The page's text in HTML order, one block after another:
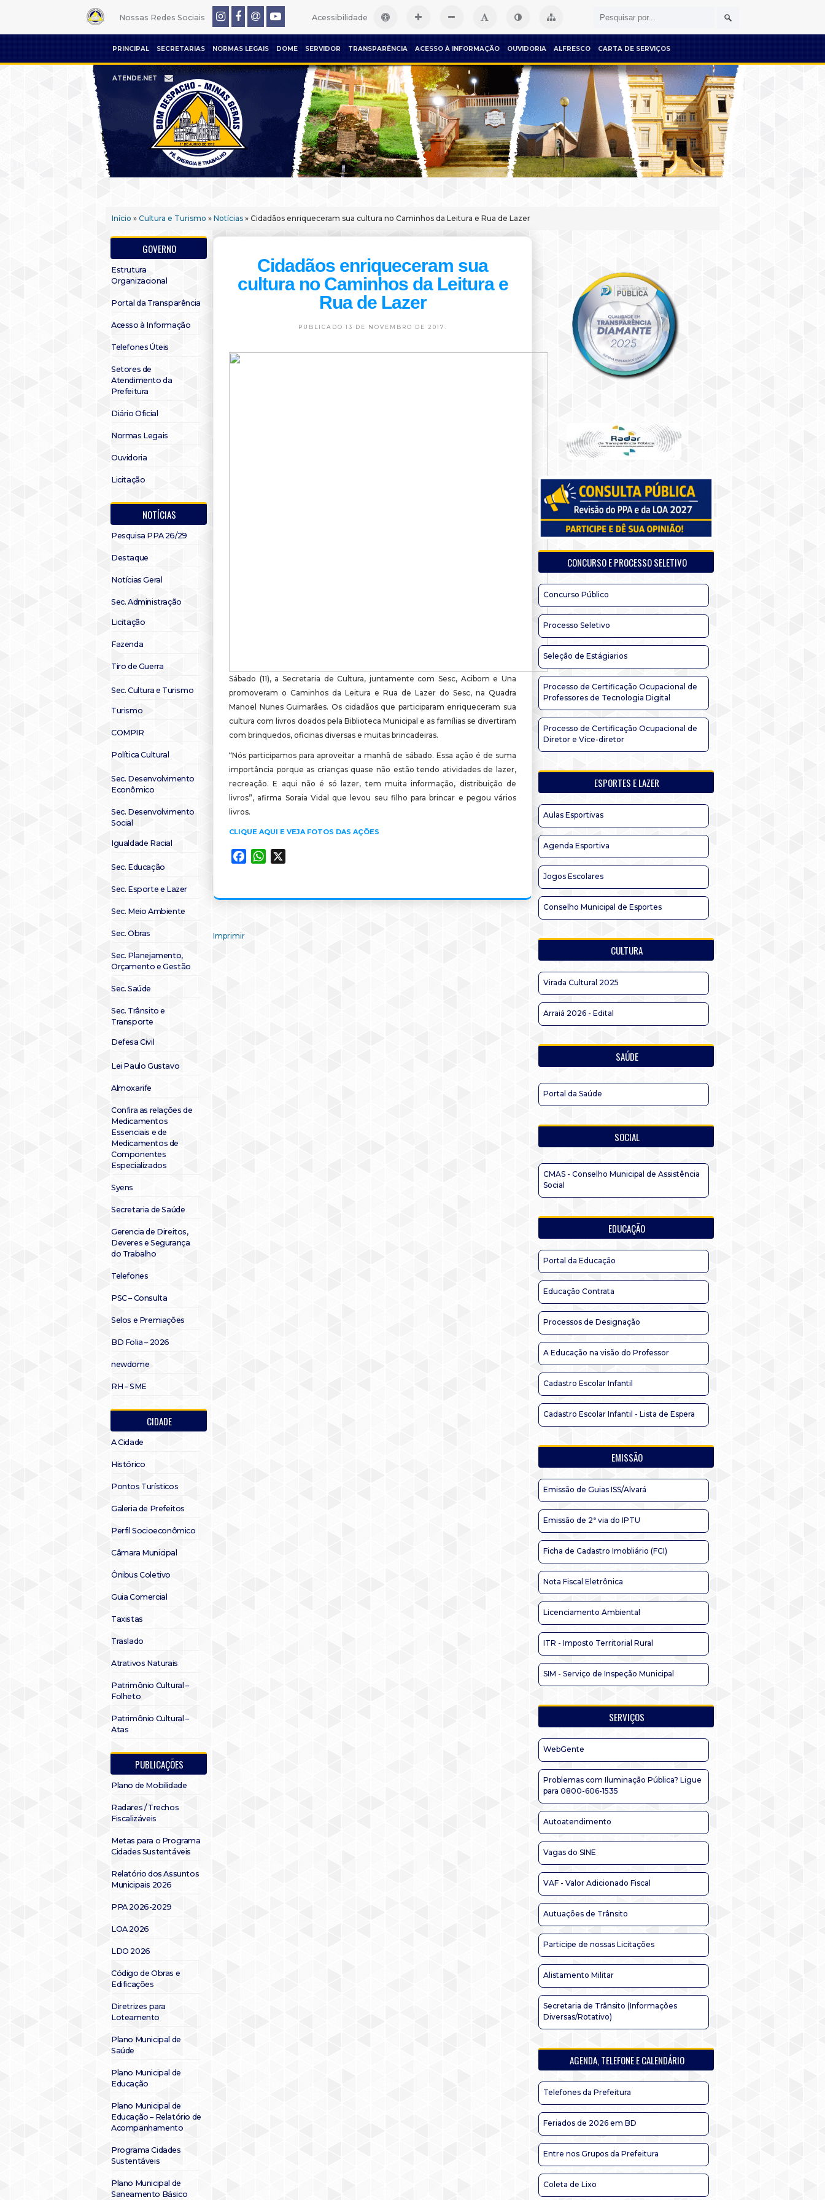
Nossas Redes Sociais Acessibilidade
PRINCIPAL SECRETARIAS NORMAS LEGAIS DOME SERVIDOR TRANSPARÊNCIA ACESSO À INFORMAÇÃO OUVIDORIA ALFRESCO CARTA DE SERVIÇOS
ATENDE.NET
Início » Cultura e Turismo » Notícias » Cidadãos enriqueceram sua cultura no Caminhos da Leitura e Rua de Lazer
GOVERNO
Estrutura
Organizacional
Portal da Transparência
Acesso à Informação
Telefones Úteis
Setores de
Atendimento da
Prefeitura
Diário Oficial
Normas Legais
Ouvidoria
Licitação
NOTÍCIAS
Pesquisa PPA 26/29
Destaque
Notícias Geral
Sec. Administração
Licitação
Fazenda
Tiro de Guerra
Sec. Cultura e Turismo
Turismo
COMPIR
Política Cultural
Sec. Desenvolvimento
Econômico
Sec. Desenvolvimento
Social
Igualdade Racial
Sec. Educação
Sec. Esporte e Lazer
Sec. Meio Ambiente
Sec. Obras
Sec. Planejamento,
Orçamento e Gestão
Sec. Saúde
Sec. Trânsito e
Transporte
Defesa Civil
Lei Paulo Gustavo
Almoxarife
Confira as relações de
Medicamentos
Essenciais e de
Medicamentos de
Componentes
Especializados
Syens
Secretaria de Saúde
Gerencia de Direitos,
Deveres e Segurança
do Trabalho
Telefones
PSC – Consulta
Selos e Premiações
BD Folia – 2026
newdome
RH – SME
CIDADE
A Cidade
Histórico
Pontos Turísticos
Galeria de Prefeitos
Perfil Socioeconômico
Câmara Municipal
Ônibus Coletivo
Guia Comercial
Taxistas
Traslado
Atrativos Naturais
Patrimônio Cultural –
Folheto
Patrimônio Cultural –
Atas
PUBLICAÇÕES
Plano de Mobilidade
Radares / Trechos
Fiscalizáveis
Metas para o Programa
Cidades Sustentáveis
Relatório dos Assuntos
Municipais 2026
PPA 2026-2029
LOA 2026
LDO 2026
Código de Obras e
Edificações
Diretrizes para
Loteamento
Plano Municipal de
Saúde
Plano Municipal de
Educação
Plano Municipal de
Educação – Relatório de
Acompanhamento
Programa Cidades
Sustentáveis
Plano Municipal de
Saneamento Básico
Cidadãos enriqueceram sua
cultura no Caminhos da Leitura e
Rua de Lazer
PUBLICADO 13 DE NOVEMBRO DE 2017.
Sábado (11), a Secretaria de Cultura, juntamente com Sesc, Acibom e Una
promoveram o Caminhos da Leitura e Rua de Lazer do Sesc, na Quadra
Manoel Nunes Guimarães. Os cidadãos que participaram enriqueceram sua
cultura com livros doados pela Biblioteca Municipal e as famílias se divertiram
com brinquedos, oficinas diversas e muitas brincadeiras.
“Nós participamos para aproveitar a manhã de sábado. Essa ação é de suma
importância porque as crianças quase não estão tendo atividades de lazer,
recreação. E aqui não é só lazer, tem muita informação, distribuição de
livros”, afirma Soraia Vidal que levou seu filho para brincar e pegou vários
livros.
CLIQUE AQUI E VEJA FOTOS DAS AÇÕES
FacebookWhatsApp
Imprimir
CONCURSO E PROCESSO SELETIVO
Concurso Público
Processo Seletivo
Seleção de Estágiarios
Processo de Certificação Ocupacional de
Professores de Tecnologia Digital
Processo de Certificação Ocupacional de
Diretor e Vice-diretor
ESPORTES E LAZER
Aulas Esportivas
Agenda Esportiva
Jogos Escolares
Conselho Municipal de Esportes
CULTURA
Virada Cultural 2025
Arraiá 2026 - Edital
SAÚDE
Portal da Saúde
SOCIAL
CMAS - Conselho Municipal de Assistência
Social
EDUCAÇÃO
Portal da Educação
Educação Contrata
Processos de Designação
A Educação na visão do Professor
Cadastro Escolar Infantil
Cadastro Escolar Infantil - Lista de Espera
EMISSÃO
Emissão de Guias ISS/Alvará
Emissão de 2ª via do IPTU
Ficha de Cadastro Imobliário (FCI)
Nota Fiscal Eletrônica
Licenciamento Ambiental
ITR - Imposto Territorial Rural
SIM - Serviço de Inspeção Municipal
SERVIÇOS
WebGente
Problemas com Iluminação Pública? Ligue
para 0800-606-1535
Autoatendimento
Vagas do SINE
VAF - Valor Adicionado Fiscal
Autuações de Trânsito
Participe de nossas Licitações
Alistamento Militar
Secretaria de Trânsito (Informações
Diversas/Rotativo)
AGENDA, TELEFONE E CALENDÁRIO
Telefones da Prefeitura
Feriados de 2026 em BD
Entre nos Grupos da Prefeitura
Coleta de Lixo